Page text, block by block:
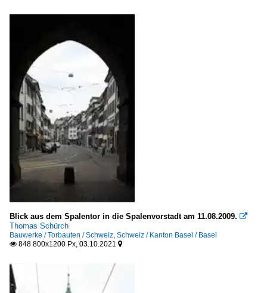
Blick aus dem Spalentor in die Spalenvorstadt am 11.08.2009. 
Thomas Schürch
Bauwerke / Torbauten / Schweiz, Schweiz / Kanton Basel / Basel
 848 800x1200 Px, 03.10.2021 